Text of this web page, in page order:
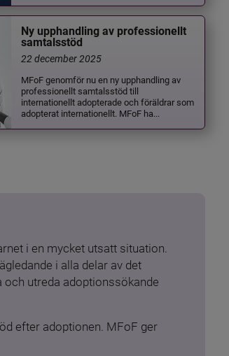
Ny upphandling av professionellt
samtalsstöd
22 december 2025
MFoF genomför nu en ny upphandling av
professionellt samtalsstöd till
internationellt adopterade och föräldrar som
adopterat internationellt. MFoF ha...
i en mycket utsatt situation.
i alla delar av det
utreda adoptionssökande
efter adoptionen. MFoF ger